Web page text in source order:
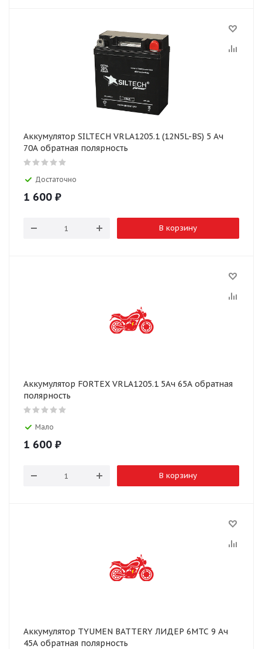
Аккумулятор SILTECH VRLA1205.1 (12N5L-BS) 5 Ач
70А обратная полярность
Достаточно
1 600 ₽
В корзину
Аккумулятор FORTEX VRLA1205.1 5Ач 65А обратная
полярность
Мало
1 600 ₽
В корзину
Аккумулятор TYUMEN BATTERY ЛИДЕР 6МТС 9 Ач
45А обратная полярность